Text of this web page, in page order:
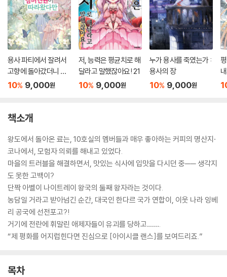
용사 파티에서 잘려서
고향에 돌아갔더니 멤
버 전원이 따라왔다만
10% 9,000원
저, 능력은 평균치로 해
달라고 말했잖아요! 21
10% 9,000원
누가 용사를 죽였는가 :
용사의 장
10% 9,000원
책소개
왕도에서 돌아온 료는, 10호실의 멤버들과 매우 좋아하는 커피의 명산지·
코나에서, 모험자 의뢰를 해내고 있었다.
마을의 트러블을 해결하면서, 맛있는 식사에 입맛을 다시던 중── 생각지
도 못한 고백이?
단짝 아벨이 나이트레이 왕국의 둘째 왕자라는 것이다.
농담일 거라고 받아넘긴 순간, 대국인 한다르 국가 연합이, 이웃 나라 잉베
리 공국에 선전포고?!
거기에 전란에 휘말린 애제자들이 유괴를 당하고…….
“제 평화를 어지럽힌다면 진심으로 [아이시클 랜스]를 보여드리죠.”
목차